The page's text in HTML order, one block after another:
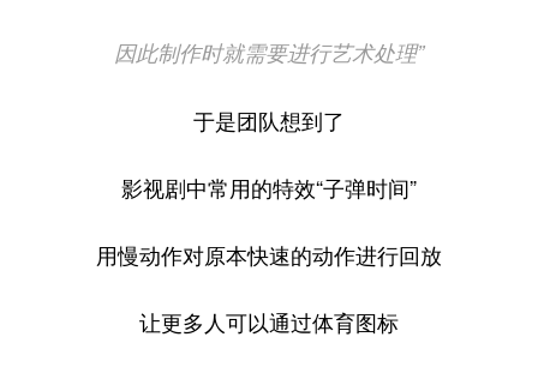
因此制作时就需要进行艺术处理”
于是团队想到了
影视剧中常用的特效“子弹时间”
用慢动作对原本快速的动作进行回放
让更多人可以通过体育图标